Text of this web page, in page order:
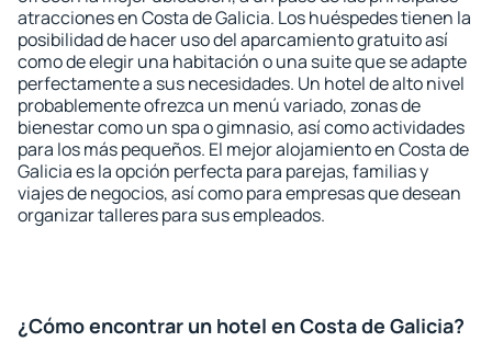
atracciones en Costa de Galicia. Los huéspedes tienen la
posibilidad de hacer uso del aparcamiento gratuito así
como de elegir una habitación o una suite que se adapte
perfectamente a sus necesidades. Un hotel de alto nivel
probablemente ofrezca un menú variado, zonas de
bienestar como un spa o gimnasio, así como actividades
para los más pequeños. El mejor alojamiento en Costa de
Galicia es la opción perfecta para parejas, familias y
viajes de negocios, así como para empresas que desean
organizar talleres para sus empleados.
¿Cómo encontrar un hotel en Costa de Galicia?